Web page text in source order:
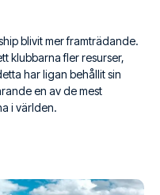
blivit mer framträdande.
klubbarna fler resurser,
har ligan behållit sin
en av de mest
i världen.